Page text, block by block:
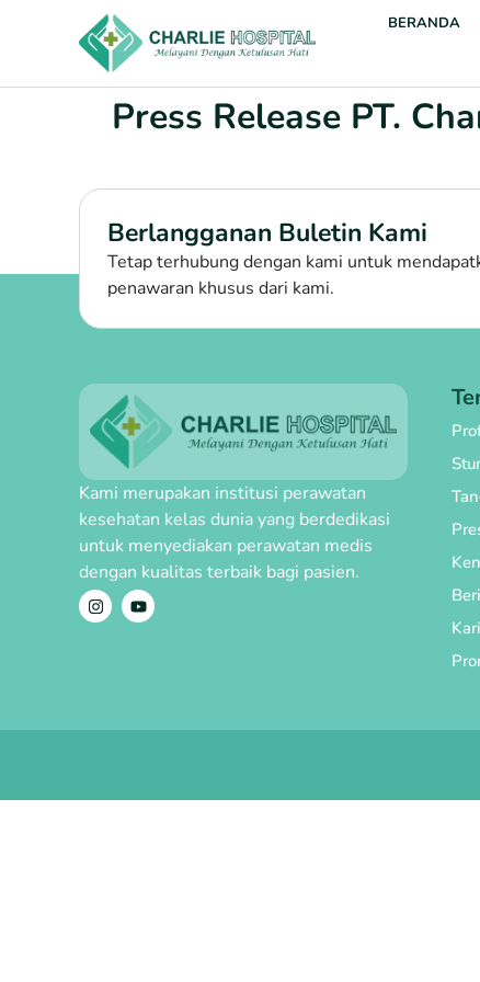
BERANDA
Press Release PT.
Berlangganan Buletin Kami
Tetap terhubung dengan kami untuk
penawaran khusus dari kami.
Kami merupakan institusi perawatan
kesehatan kelas dunia yang berdedikasi
untuk menyediakan perawatan medis
dengan kualitas terbaik bagi pasien.